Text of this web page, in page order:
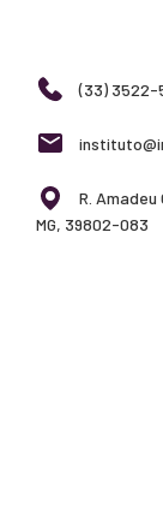
(33) 3522-
R.
MG, 39802-083